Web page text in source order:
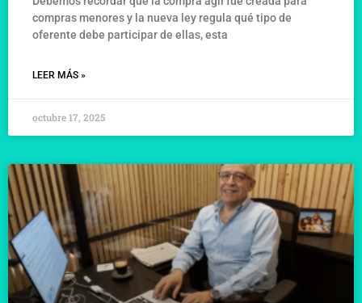
compras menores y la nueva ley regula qué tipo de
oferente debe participar de ellas, esta
LEER MÁS »
octubre 17, 2025